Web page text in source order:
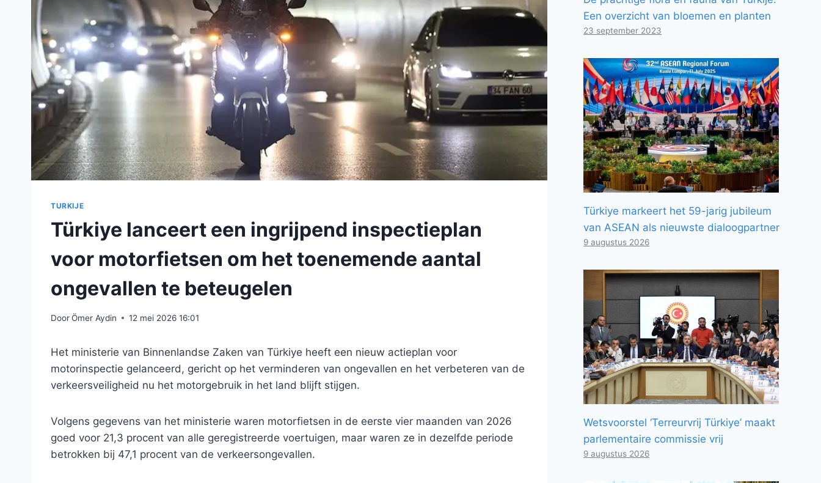
TURKIJE
Türkiye lanceert een ingrijpend inspectieplan
voor motorfietsen om het toenemende aantal
ongevallen te beteugelen
DoorÖmer Aydin 12 mei 2026 16:01
Het ministerie van Binnenlandse Zaken van Türkiye heeft een nieuw actieplan voor
motorinspectie gelanceerd, gericht op het verminderen van ongevallen en het verbeteren van de
verkeersveiligheid nu het motorgebruik in het land blijft stijgen.
Volgens gegevens van het ministerie waren motorfietsen in de eerste vier maanden van 2026
goed voor 21,3 procent van alle geregistreerde voertuigen, maar waren ze in dezelfde periode
betrokken bij 47,1 procent van de verkeersongevallen.
Een overzicht van bloemen en planten
23 september 2023
Türkiye markeert het 59-jarig jubileum
van ASEAN als nieuwste dialoogpartner
9 augustus 2026
Wetsvoorstel ‘Terreurvrij Türkiye’ maakt
parlementaire commissie vrij
9 augustus 2026